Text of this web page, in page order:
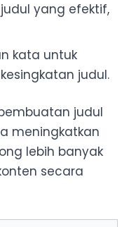
yang efektif,
kata untuk
judul.
judul
meningkatkan
lebih banyak
secara